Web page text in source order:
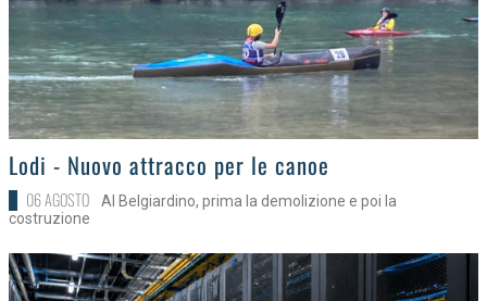
>Lodi - Nuovo attracco per le canoe
06 AGOSTO
Al Belgiardino, prima la demolizione e poi la
costruzione